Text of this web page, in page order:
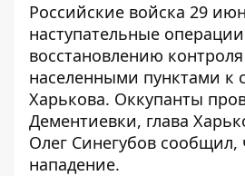
Российские войска 29
наступательные
восстановлению
населенными пунктами к
Харькова. Оккупанты
Дементиевки, глава
Олег Синегубов сообщил,
нападение.